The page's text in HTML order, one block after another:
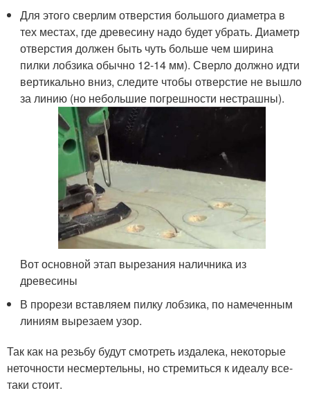
Для этого сверлим отверстия большого диаметра в
тех местах, где древесину надо будет убрать. Диаметр
отверстия должен быть чуть больше чем ширина
пилки лобзика обычно 12-14 мм). Сверло должно идти
вертикально вниз, следите чтобы отверстие не вышло
за линию (но небольшие погрешности нестрашны).
Вот основной этап вырезания наличника из
древесины
В прорези вставляем пилку лобзика, по намеченным
линиям вырезаем узор.
Так как на резьбу будут смотреть издалека, некоторые
неточности несмертельны, но стремиться к идеалу все-
таки стоит.